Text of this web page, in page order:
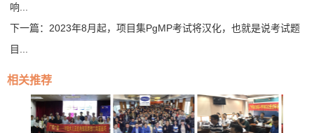
响...
下一篇： 2023年8月起，项目集PgMP考试将汉化，也就是说考试题
目...
相关推荐